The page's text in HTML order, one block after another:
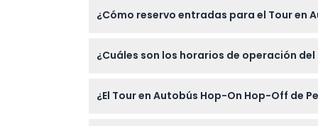
¿Cómo reservo entradas para el Tour en
reserva para asegurar tu lugar.
¿Cuáles son los horarios de operación
cambios — por favor confirma al momento
¿El Tour en Autobús Hop-On Hop-Off de